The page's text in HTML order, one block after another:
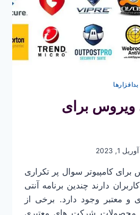
بدافزارها
ویروس برای
آوریل 1, 2023
برای کامپیوتر سوال پر تکراری
دارند چندین برنامه آنتی
و معتبر وجود دارد. برخی از
محصولات شرکت های معتبری